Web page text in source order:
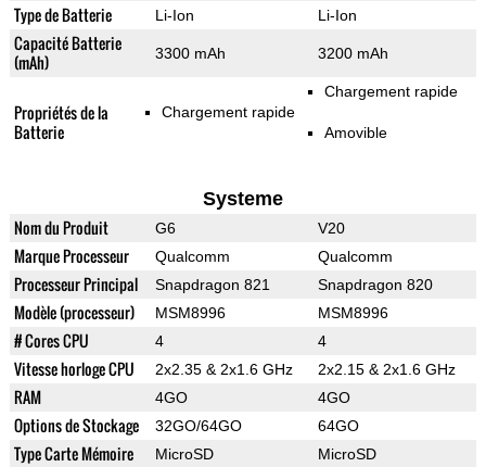
Type de Batterie Li-Ion Li-Ion
Capacité Batterie
(mAh)
3300 mAh 3200 mAh
Propriétés de la
Batterie
Chargement rapide
Chargement rapide
Amovible
Systeme
Nom du Produit G6 V20
Marque Processeur Qualcomm Qualcomm
Processeur Principal Snapdragon 821 Snapdragon 820
Modèle (processeur) MSM8996 MSM8996
# Cores CPU 4 4
Vitesse horloge CPU 2x2.35 & 2x1.6 GHz 2x2.15 & 2x1.6 GHz
RAM 4GO 4GO
Options de Stockage 32GO/64GO 64GO
Type Carte Mémoire MicroSD MicroSD